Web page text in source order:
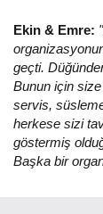
Ekin & Emre:
geçti.
Bunun için
servis,
herkese sizi
göstermiş
Başka bir